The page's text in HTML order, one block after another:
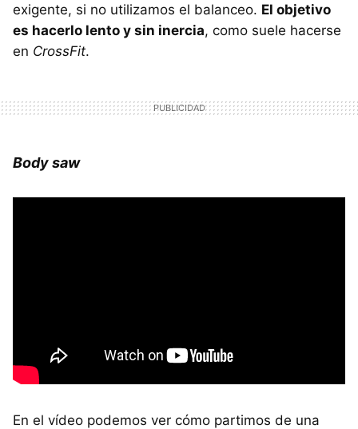
exigente, si no utilizamos el balanceo. El objetivo
es hacerlo lento y sin inercia, como suele hacerse
en CrossFit.
Body saw
En el vídeo podemos ver cómo partimos de una